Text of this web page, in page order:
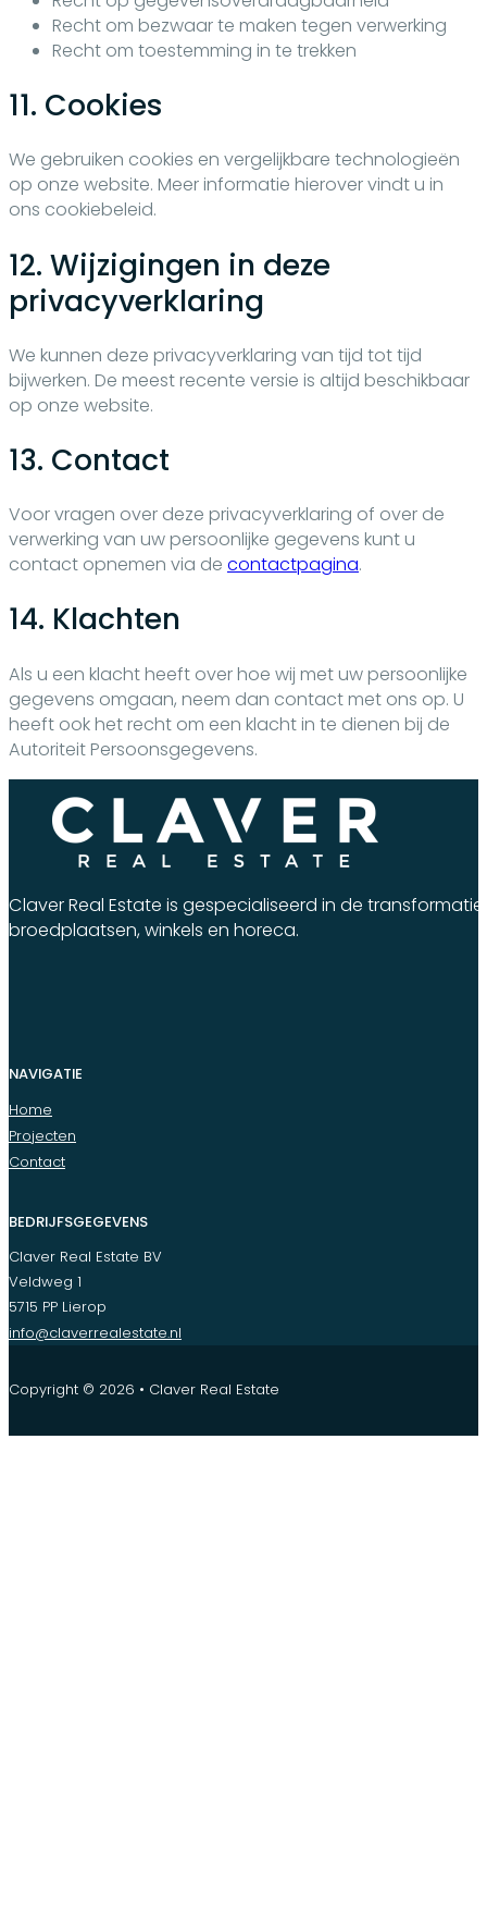
Recht om bezwaar te maken tegen verwerking
Recht om toestemming in te trekken
11. Cookies
We gebruiken cookies en vergelijkbare technologieën
op onze website. Meer informatie hierover vindt u in
ons cookiebeleid.
12. Wijzigingen in deze
privacyverklaring
We kunnen deze privacyverklaring van tijd tot tijd
bijwerken. De meest recente versie is altijd beschikbaar
op onze website.
13. Contact
Voor vragen over deze privacyverklaring of over de
verwerking van uw persoonlijke gegevens kunt u
contact opnemen via de contactpagina.
14. Klachten
Als u een klacht heeft over hoe wij met uw persoonlijke
gegevens omgaan, neem dan contact met ons op. U
heeft ook het recht om een klacht in te dienen bij de
Autoriteit Persoonsgegevens.
Claver Real Estate is gespecialiseerd in de
broedplaatsen, winkels en horeca.
NAVIGATIE
Home
Projecten
Contact
BEDRIJFSGEGEVENS
Claver Real Estate BV
Veldweg 1
5715 PP Lierop
info@claverrealestate.nl
Copyright © 2026 • Claver Real Estate